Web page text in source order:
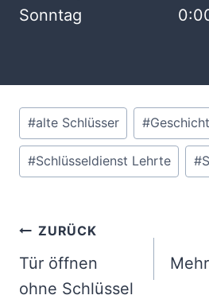
Sonntag
Schlagworte:
#alte Schlüsser #
#Schlüsseldienst Lehrte #
Beitrags-
Navigation
ZURÜCK
Tür öffnen
ohne Schlüssel